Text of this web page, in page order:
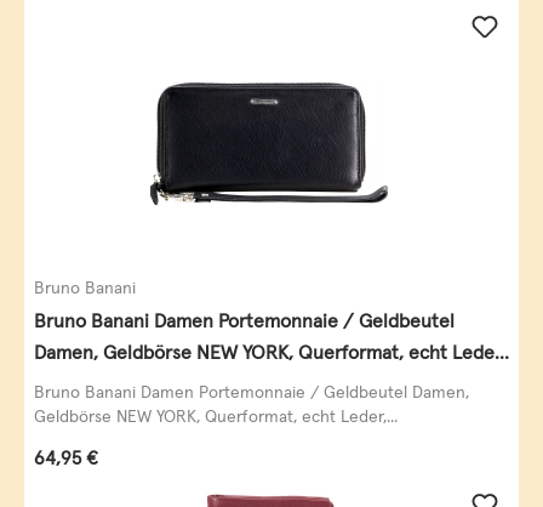
Bruno Banani
Bruno Banani Damen Portemonnaie / Geldbeutel
Damen, Geldbörse NEW YORK, Querformat, echt Leder,
schwarz
Bruno Banani Damen Portemonnaie / Geldbeutel Damen,
Geldbörse NEW YORK, Querformat, echt Leder,...
Regulärer Preis:
64,95 €